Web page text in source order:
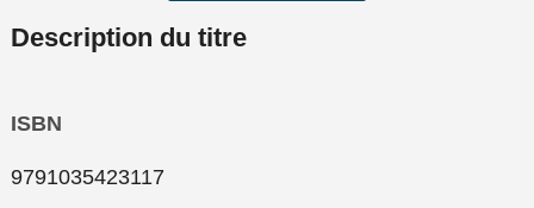
Description du titre
ISBN
9791035423117